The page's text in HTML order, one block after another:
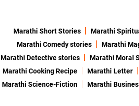
Marathi Short Stories Marathi
Marathi Comedy stories
Marathi
Marathi Detective stories
Marathi Moral
Marathi Cooking Recipe
Marathi Letter
Marathi Science-Fiction
Marathi